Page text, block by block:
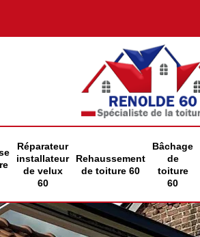
Réparateur
installateur
de velux
60
Rehaussement
de toiture 60
Bâchage
de
toiture
60